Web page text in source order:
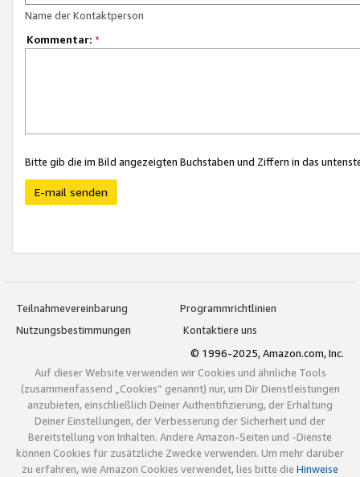
Name der Kontaktperson
Kommentar: *
Bitte gib die im Bild angezeigten Buchstaben und Ziffern in das
E-mail senden
Teilnahmevereinbarung
Programmrichtlinien
Nutzungsbestimmungen
Kontaktiere uns
© 1996-2025, Amazon.com, Inc.
Auf dieser Website verwenden wir Cookies und ähnliche Tools
(zusammenfassend „Cookies“ genannt) nur, um Dir Dienstleistungen
anzubieten, einschließlich Deiner Authentifizierung, der Erhaltung
Deiner Einstellungen, der Verbesserung der Sicherheit und der
Bereitstellung von Inhalten. Andere Amazon-Seiten und -Dienste
können Cookies für zusätzliche Zwecke verwenden. Um mehr darüber
zu erfahren, wie Amazon Cookies verwendet, lies bitte die Hinweise